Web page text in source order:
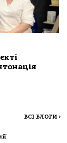
ВСІ БЛОГИ >